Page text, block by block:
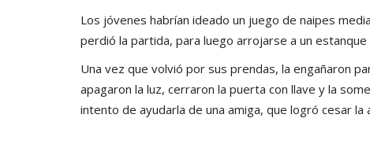
Los jóvenes habrían ideado un juego de naipes
perdió la partida, para luego arrojarse a un estanque
Una vez que volvió por sus prendas, la engañaron
apagaron la luz, cerraron la puerta con llave y la
intento de ayudarla de una amiga, que logró cesar la